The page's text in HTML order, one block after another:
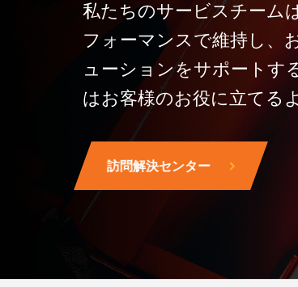
私たちのサービスチーム
フォーマンスで維持し、
ューションをサポートす
はお客様のお役に立てる
訪問解決センター